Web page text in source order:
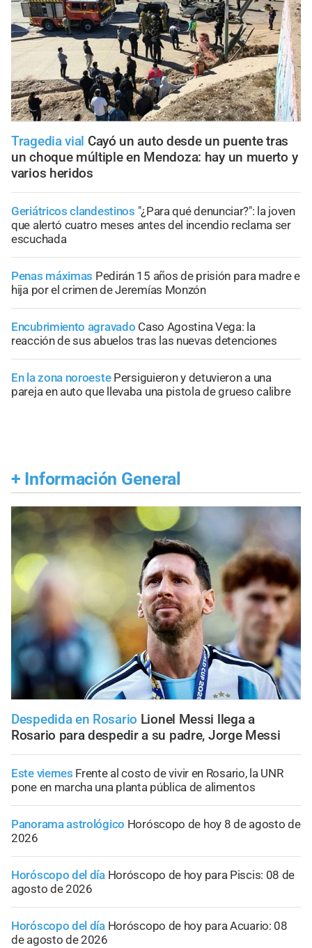
Tragedia vial Cayó un auto desde un puente tras
un choque múltiple en Mendoza: hay un muerto y
varios heridos
Geriátricos clandestinos "¿Para qué denunciar?": la joven
que alertó cuatro meses antes del incendio reclama ser
escuchada
Penas máximas Pedirán 15 años de prisión para madre e
hija por el crimen de Jeremías Monzón
Encubrimiento agravado Caso Agostina Vega: la
reacción de sus abuelos tras las nuevas detenciones
En la zona noroeste Persiguieron y detuvieron a una
pareja en auto que llevaba una pistola de grueso calibre
+ Información General
Despedida en Rosario Lionel Messi llega a
Rosario para despedir a su padre, Jorge Messi
Este viernes Frente al costo de vivir en Rosario, la UNR
pone en marcha una planta pública de alimentos
Panorama astrológico Horóscopo de hoy 8 de agosto de
2026
Horóscopo del día Horóscopo de hoy para Piscis: 08 de
agosto de 2026
Horóscopo del día Horóscopo de hoy para Acuario: 08
de agosto de 2026